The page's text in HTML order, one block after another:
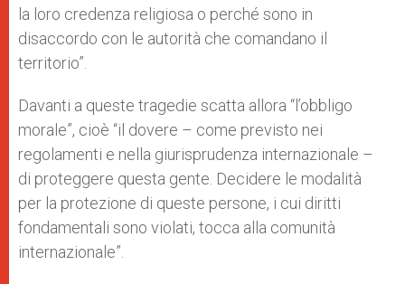
la loro credenza religiosa o perché sono in
disaccordo con le autorità che comandano il
territorio”.
Davanti a queste tragedie scatta allora “l’obbligo
morale”, cioè “il dovere – come previsto nei
regolamenti e nella giurisprudenza internazionale –
di proteggere questa gente. Decidere le modalità
per la protezione di queste persone, i cui diritti
fondamentali sono violati, tocca alla comunità
internazionale”.